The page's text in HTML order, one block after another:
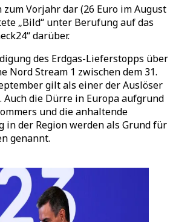
Vorjahr dar (26 Euro im August
„Bild“ unter Berufung auf das
darüber.
des Erdgas-Lieferstopps über
Nord Stream 1 zwischen dem 31.
gilt als einer der Auslöser
die Dürre in Europa aufgrund
und die anhaltende
in der Region werden als Grund für
genannt.